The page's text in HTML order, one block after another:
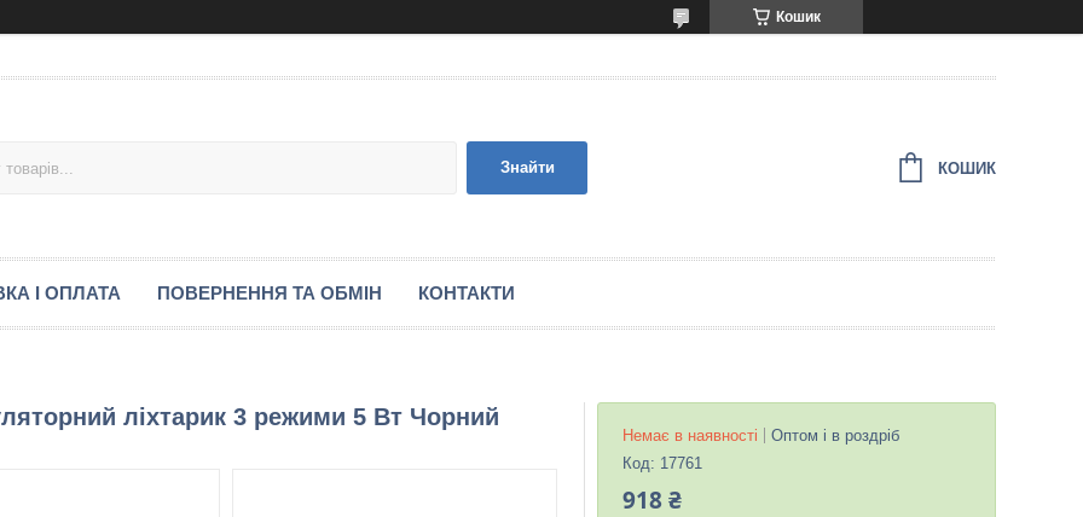
Кошик
Знайти КОШИК
І ОПЛАТА ПОВЕРНЕННЯ ТА ОБМІН КОНТАКТИ
ліхтарик 3 режими 5 Вт Чорний
Немає в наявності
Оптом і в роздріб
Код: 17761
918 ₴